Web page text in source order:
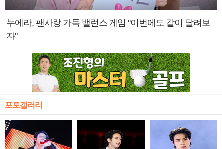
누에라, 팬사랑 가득 밸런스 게임 "이번에도 같이 달려보
자"
포토갤러리